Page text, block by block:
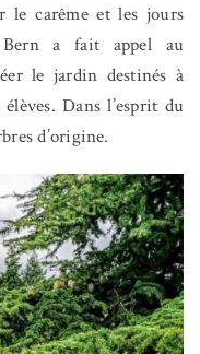
le carême et les jours
Bern a fait appel au
le jardin destinés à
Dans l’esprit du
d’origine.